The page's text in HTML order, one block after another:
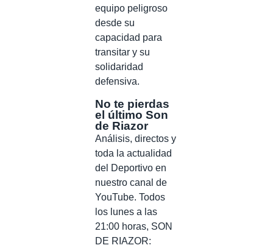
equipo peligroso
desde su
capacidad para
transitar y su
solidaridad
defensiva.
No te pierdas
el último Son
de Riazor
Análisis, directos y
toda la actualidad
del Deportivo en
nuestro canal de
YouTube. Todos
los lunes a las
21:00 horas, SON
DE RIAZOR: